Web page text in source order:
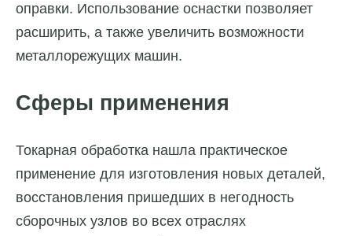
оправки. Использование оснастки позволяет
расширить, а также увеличить возможности
металлорежущих машин.
Сферы применения
Токарная обработка нашла практическое
применение для изготовления новых деталей,
восстановления пришедших в негодность
сборочных узлов во всех отраслях